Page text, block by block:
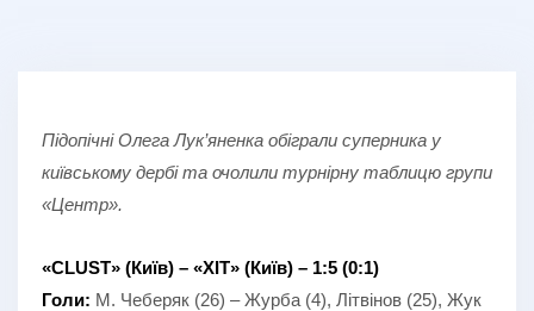
Підопічні Олега Лук’яненка обіграли суперника у
київському дербі та очолили турнірну таблицю групи
«Центр».
«CLUST» (Київ) – «ХІТ» (Київ) – 1:5 (0:1)
Голи: М. Чеберяк (26) – Журба (4), Літвінов (25), Жук